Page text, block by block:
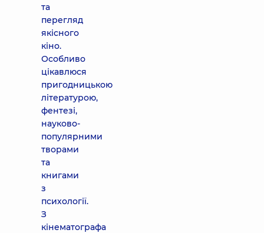
та
перегляд
якісного
кіно.
Особливо
цікавлюся
пригодницькою
літературою,
фентезі,
науково-
популярними
творами
та
книгами
з
психології.
З
кінематографа